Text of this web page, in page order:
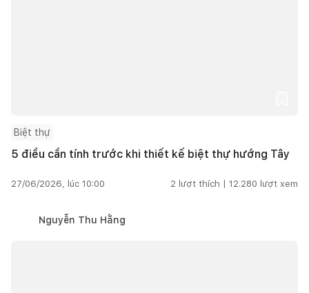
Biệt thự
5 điều cần tính trước khi thiết kế biệt thự hướng Tây
27/06/2026, lúc 10:00 2 lượt thích | 12.280 lượt xem
Nguyễn Thu Hằng